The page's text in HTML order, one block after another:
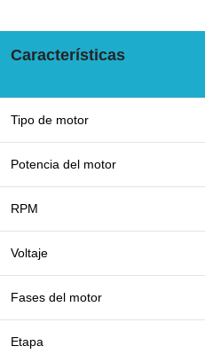
Características
Tipo de motor
Potencia del motor
RPM
Voltaje
Fases del motor
Etapa